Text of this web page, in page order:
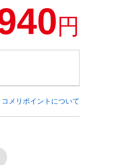
円
コメリポイントについて